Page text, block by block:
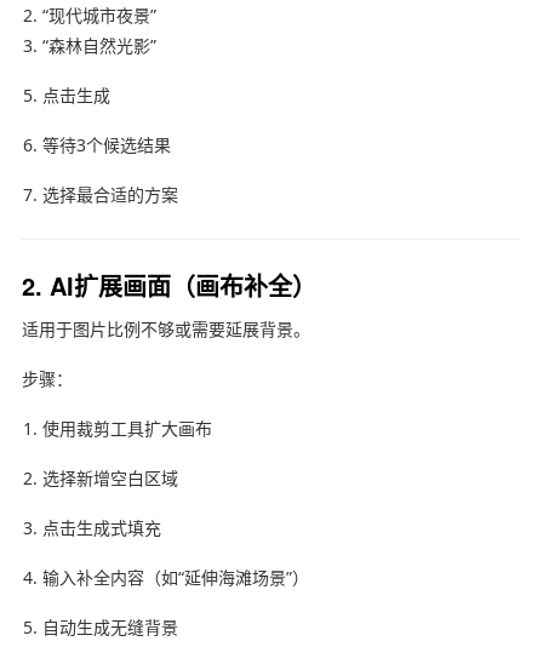
“现代城市夜景”
“森林自然光影”
点击生成
等待3个候选结果
选择最合适的方案
2. AI扩展画面（画布补全）
适用于图片比例不够或需要延展背景。
步骤：
使用裁剪工具扩大画布
选择新增空白区域
点击生成式填充
输入补全内容（如“延伸海滩场景”）
自动生成无缝背景